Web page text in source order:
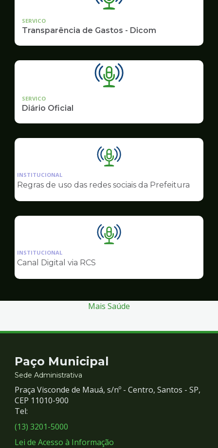
SERVICO
Transparência de Gastos - Dicom
SERVICO
Diário Oficial
Ilustração
pagina
Comunicação
INSTITUCIONAL
Regras de uso das redes sociais da Prefeitura
Ilustração
Comunicação
INSTITUCIONAL
Canal Digital via RCS
Mais Saúde
Contato
e
Redes
Sociais
Paço Municipal
Sede Administrativa
Praça Visconde de Mauá, s/nº - Centro, Santos - SP,
CEP 11010-900
Tel:
(13) 3201-5000
Lei de Acesso à Informação